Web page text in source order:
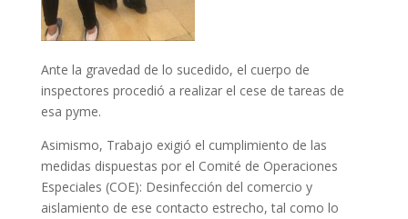
Ante la gravedad de lo sucedido, el cuerpo de
inspectores procedió a realizar el cese de tareas de
esa pyme.
Asimismo, Trabajo exigió el cumplimiento de las
medidas dispuestas por el Comité de Operaciones
Especiales (COE): Desinfección del comercio y
aislamiento de ese contacto estrecho, tal como lo